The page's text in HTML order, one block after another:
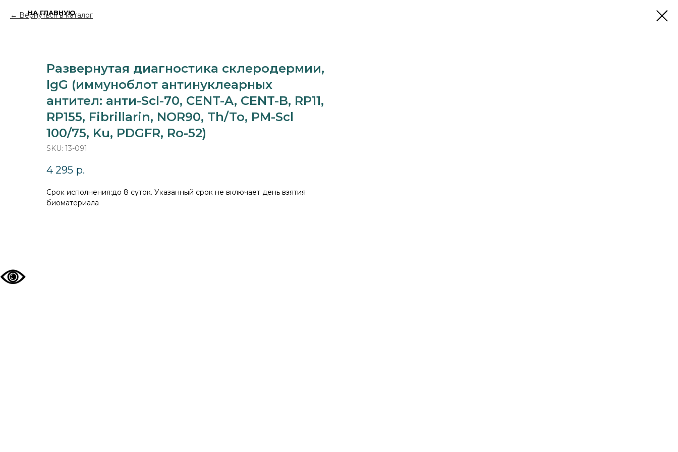
Вернуться в каталог
Развернутая диагностика склеродермии,
IgG (иммуноблот антинуклеарных
антител: анти-Scl-70, CENT-A, CENT-B, RP11,
RP155, Fibrillarin, NOR90, Th/To, PM-Scl
100/75, Ku, PDGFR, Ro-52)
SKU: 13-091
4 295 р.
Cрок исполнения:до 8 суток. Указанный срок не включает день взятия
биоматериала
НА ГЛАВНУЮ